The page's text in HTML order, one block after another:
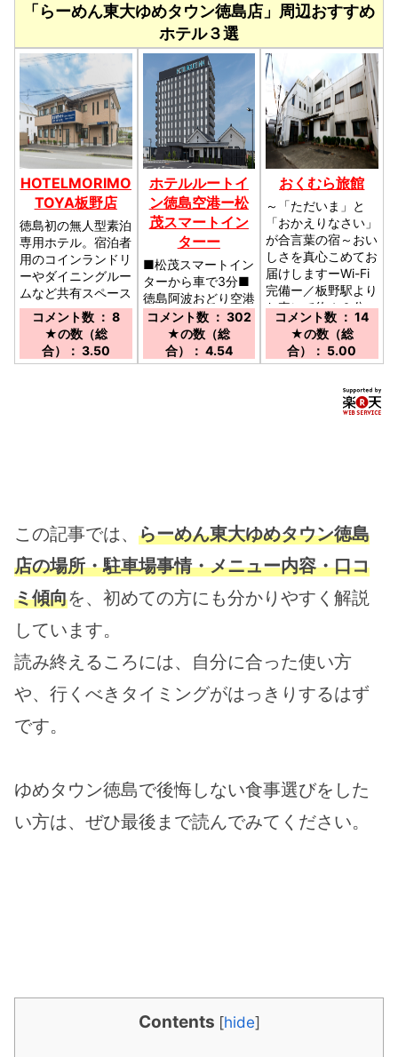
「らーめん東大ゆめタウン徳島店」周辺おすすめ
ホテル３選
HOTELMORIMO
TOYA板野店
徳島初の無人型素泊
専用ホテル。宿泊者
用のコインランドリ
ーやダイニングルー
ムなど共有スペース
が充実／高松自動車
道・板野ICより約7
分。徳島自動車道・
土成ICより約12分
コメント数 ： 8
★の数（総
合）： 3.50
ホテルルートイ
ン徳島空港ー松
茂スマートイン
ターー
■松茂スマートイン
ターから車で3分■
徳島阿波おどり空港
から車で10分■徳
島市内へ好アクセ
ス！／★徳島あわ
踊り空港より車で約
コメント数 ： 302
★の数（総
合）： 4.54
おくむら旅館
～「ただいま」と
「おかえりなさい」
が合言葉の宿～おい
しさを真心こめてお
届けしますーWi-Fi
完備ー／板野駅より
お車にて約１０分
コメント数 ： 14
★の数（総
合）： 5.00
この記事では、 らーめん東大ゆめタウン徳島
店の場所・駐車場事情・メニュー内容・口コ
ミ傾向を、初めての方にも分かりやすく解説
しています。
読み終えるころには、自分に合った使い方
や、行くべきタイミングがはっきりするはず
です。
ゆめタウン徳島で後悔しない食事選びをした
い方は、ぜひ最後まで読んでみてください。
Contents [hide]